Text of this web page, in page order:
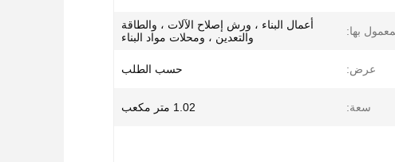
بها:
أعمال البناء ، ورش إصلاح الآلات ، والطاقة
والتعدين ، ومحلات مواد البناء
عرض: حسب الطلب
سعة: 1.02 متر مكعب